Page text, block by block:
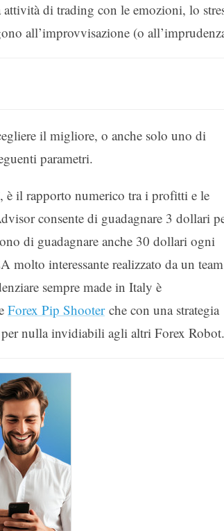
di trading con le emozioni, lo
all’improvvisazione (o
il migliore, o anche solo uno di
parametri.
è il rapporto numerico tra i profitti e le
consente di guadagnare 3 dollari
di guadagnare anche 30 dollari ogni
interessante realizzato da un team
sempre made in Italy è
Forex Pip Shooterche con una strategia
nulla invidiabili agli altri Forex Robot.